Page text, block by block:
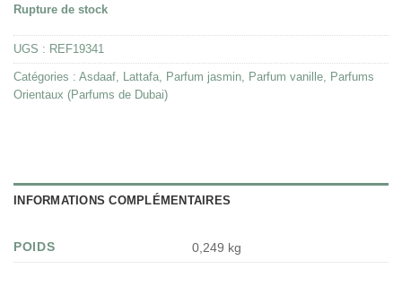
Rupture de stock
UGS : REF19341
Catégories : Asdaaf, Lattafa, Parfum jasmin, Parfum vanille, Parfums
Orientaux (Parfums de Dubai)
INFORMATIONS COMPLÉMENTAIRES
POIDS 0,249 kg